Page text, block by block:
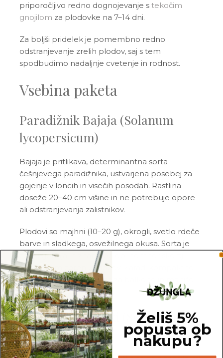
priporočljivo redno dognojevanje s tekočim
gnojilom za plodovke na 7–14 dni.
Za boljši pridelek je pomembno redno
odstranjevanje zrelih plodov, saj s tem
spodbudimo nadaljnje cvetenje in rodnost.
Vsebina paketa
Paradižnik Bajaja (Solanum
lycopersicum)
Bajaja je pritlikava, determinantna sorta
češnjevega paradižnika, ustvarjena posebej za
gojenje v loncih in visečih posodah. Rastlina
doseže 20–40 cm višine in ne potrebuje opore
ali odstranjevanja zalistnikov.
Plodovi so majhni (10–20 g), okrogli, svetlo rdeče
barve in sladkega, osvežilnega okusa. Sorta je
zelo zgodnja in znana po obilnem ter skoraj
istočasnem zorenju plodov. Zaradi kompaktne
rasti je izjemno primerna za balkone in manjše
prostore.
Jajčevec Tsakoniki (Solanum
melongena)
Želiš 5%
popusta ob
nakupu?